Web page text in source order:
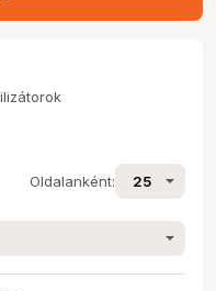
Oldalanként: